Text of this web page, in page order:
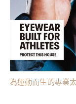
為運動而生的專業